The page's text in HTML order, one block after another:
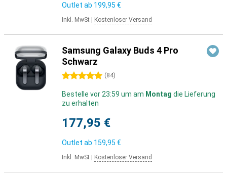
Outlet ab 199,95 €
Inkl. MwSt Kostenloser Versand
Samsung Galaxy Buds 4 Pro
Schwarz
5 Sterne (84)
Bestelle vor 23:59 um am Montag die Lieferung
zu erhalten
177,95 €
Outlet ab 159,95 €
Inkl. MwSt Kostenloser Versand